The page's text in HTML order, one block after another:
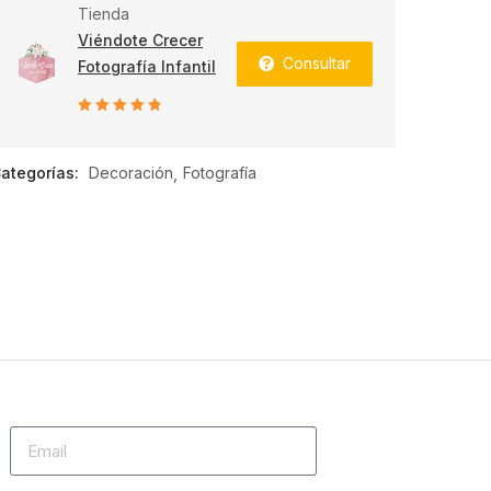
Tienda
Viéndote Crecer
Fotografía Infantil
Consultar
Decoración Fotografía